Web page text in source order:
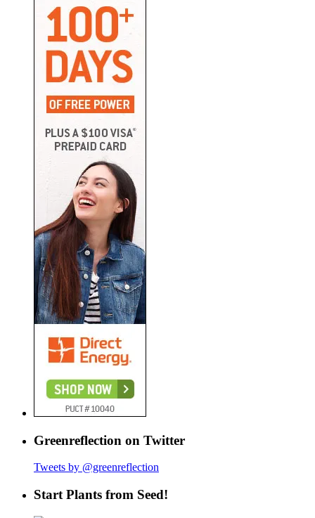
Greenreflection on Twitter
Tweets by @greenreflection
Start Plants from Seed!